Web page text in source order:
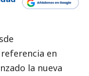
en
la nueva